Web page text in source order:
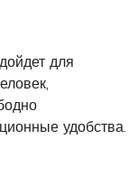
для
удобства.